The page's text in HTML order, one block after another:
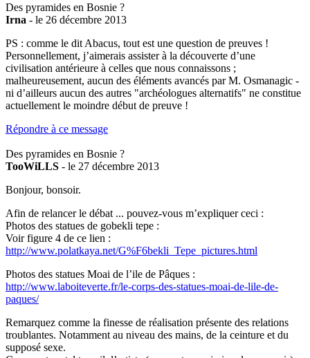
Des pyramides en Bosnie ?
Irna - le 26 décembre 2013
PS : comme le dit Abacus, tout est une question de preuves !
Personnellement, j’aimerais assister à la découverte d’une
civilisation antérieure à celles que nous connaissons ;
malheureusement, aucun des éléments avancés par M. Osmanagic -
ni d’ailleurs aucun des autres "archéologues alternatifs" ne constitue
actuellement le moindre début de preuve !
Répondre à ce message
Des pyramides en Bosnie ?
TooWiLLS - le 27 décembre 2013
Bonjour, bonsoir.
Afin de relancer le débat ... pouvez-vous m’expliquer ceci :
Photos des statues de gobekli tepe :
Voir figure 4 de ce lien :
http://www.polatkaya.net/G%F6bekli_Tepe_pictures.html
Photos des statues Moai de l’ile de Pâques :
http://www.laboiteverte.fr/le-corps-des-statues-moai-de-lile-de-
paques/
Remarquez comme la finesse de réalisation présente des relations
troublantes. Notamment au niveau des mains, de la ceinture et du
supposé sexe.